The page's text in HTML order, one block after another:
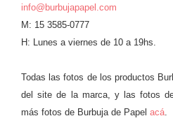
info@burbujapapel.com
M: 15 3585-0777
H: Lunes a viernes de 10 a 19hs.
Todas las fotos de los productos
del site de la marca, y las fotos
más fotos de Burbuja de Papel acá